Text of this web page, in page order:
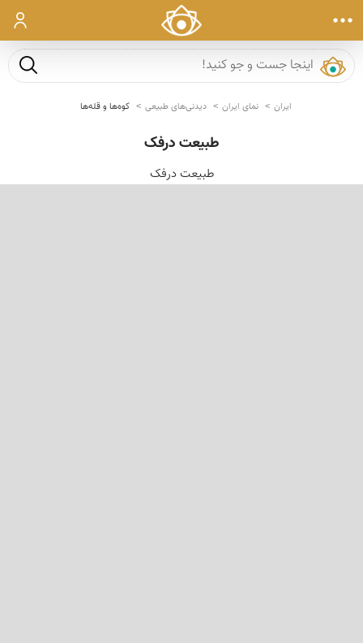
ورود
جست و
ایران نمای ایران دیدنی‌های طبیعی کوه‌ها و قله‌ها
طبیعت درفک
طبیعت درفک